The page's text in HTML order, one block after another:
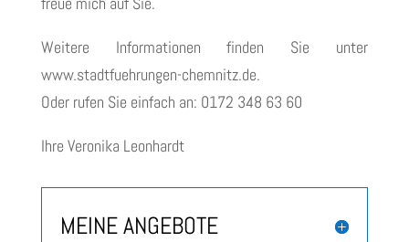
Weitere Informationen finden Sie unter
www.stadtfuehrungen-chemnitz.de.
Oder rufen Sie einfach an: 0172 348 63 60
Ihre Veronika Leonhardt
MEINE ANGEBOTE